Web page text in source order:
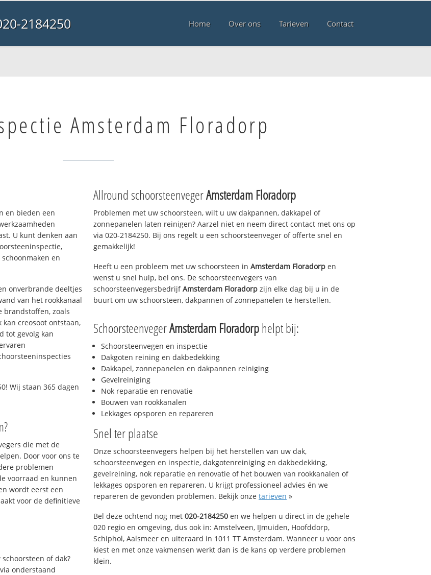
2184250 Home Over ons Tarieven Contact
Amsterdam Floradorp
en bieden een
U kunt denken aan
en
onverbrande deeltjes
van het rookkanaal
brandstoffen, zoals
creosoot ontstaan,
tot gevolg kan
Wij staan 365 dagen
die met de
Door voor ons te
problemen
voorraad en kunnen
wordt eerst een
voor de definitieve
of dak?
onderstaand
Allround schoorsteenvegerAmsterdam Floradorp
Problemen met uw schoorsteen, wilt u uw dakpannen, dakkapel of
zonnepanelen laten reinigen? Aarzel niet en neem direct contact met ons op
via 020-2184250. Bij ons regelt u een schoorsteenveger of offerte snel en
gemakkelijk!
Heeft u een probleem met uw schoorsteen in Amsterdam Floradorp en
wenst u snel hulp, bel ons. De schoorsteenvegers van
schoorsteenvegersbedrijfAmsterdam Floradorp zijn elke dag bij u in de
buurt om uw schoorsteen, dakpannen of zonnepanelen te herstellen.
SchoorsteenvegerAmsterdam Floradorphelpt bij:
Schoorsteenvegen en inspectie
Dakgoten reining en dakbedekking
Dakkapel, zonnepanelen en dakpannen reiniging
Gevelreiniging
Nok reparatie en renovatie
Bouwen van rookkanalen
Lekkages opsporen en repareren
Snel ter plaatse
Onze schoorsteenvegers helpen bij het herstellen van uw dak,
schoorsteenvegen en inspectie, dakgotenreiniging en dakbedekking,
gevelreining, nok reparatie en renovatie of het bouwen van rookkanalen of
lekkages opsporen en repareren. U krijgt professioneel advies én we
repareren de gevonden problemen. Bekijk onze tarieven »
Bel deze ochtend nog met 020-2184250 en we helpen u direct in de gehele
020 regio en omgeving, dus ook in: Amstelveen, IJmuiden, Hoofddorp,
Schiphol, Aalsmeer en uiteraard in 1011 TT Amsterdam. Wanneer u voor ons
kiest en met onze vakmensen werkt dan is de kans op verdere problemen
klein.